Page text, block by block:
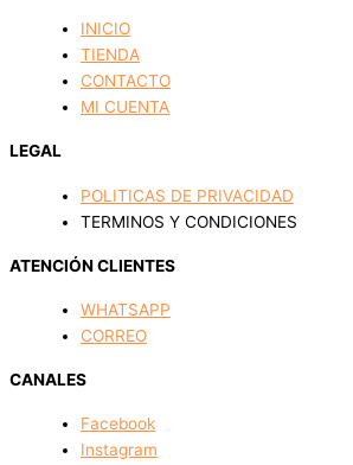
INICIO
TIENDA
CONTACTO
MI CUENTA
LEGAL
POLITICAS DE PRIVACIDAD
TERMINOS Y CONDICIONES
ATENCIÓN CLIENTES
WHATSAPP
CORREO
CANALES
Facebook
Instagram